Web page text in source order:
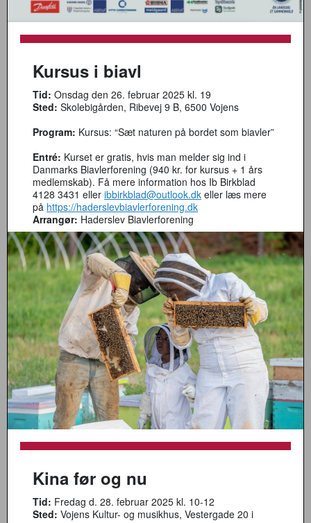
Kursus i biavl
Tid: Onsdag den 26. februar 2025 kl. 19
Sted: Skolebigården, Ribevej 9 B, 6500 Vojens
Program: Kursus: “Sæt naturen på bordet som biavler”
Entré: Kurset er gratis, hvis man melder sig ind i
Danmarks Biavlerforening (940 kr. for kursus + 1 års
medlemskab). Få mere information hos Ib Birkblad
4128 3431 eller ibbirkblad@outlook.dk eller læs mere
på https://haderslevbiavlerforening.dk
Arrangør: Haderslev Biavlerforening
Kina før og nu
Tid: Fredag d. 28. februar 2025 kl. 10-12
Sted: Vojens Kultur- og musikhus, Vestergade 20 i